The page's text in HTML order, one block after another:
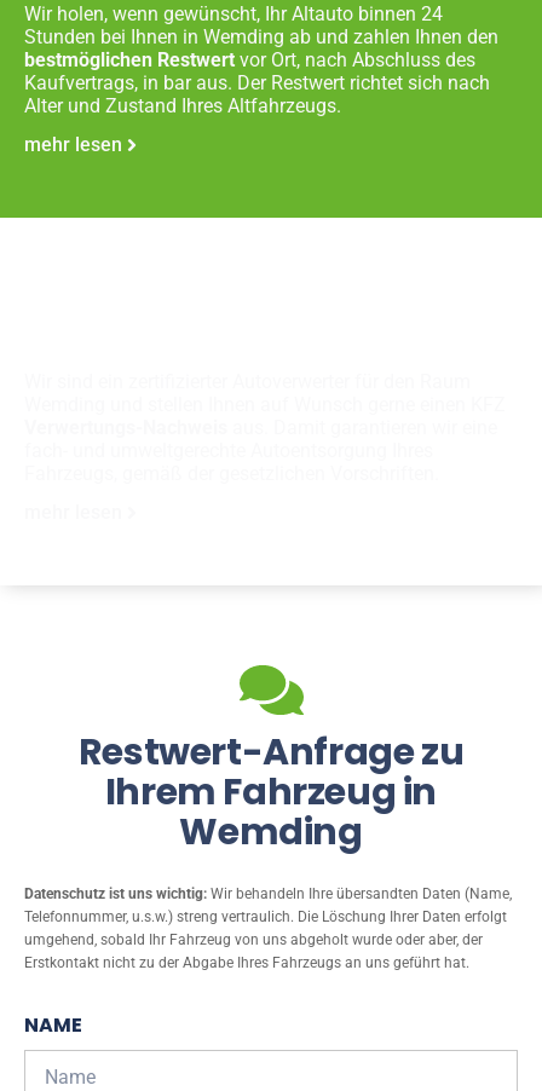
Wir holen, wenn gewünscht, Ihr Altauto binnen 24
Stunden bei Ihnen in Wemding ab und zahlen Ihnen den
bestmöglichen Restwert vor Ort, nach Abschluss des
Kaufvertrags, in bar aus. Der Restwert richtet sich nach
Alter und Zustand Ihres Altfahrzeugs.
mehr lesen
Restwert-Anfrage zu
Ihrem Fahrzeug in
Wemding
Datenschutz ist uns wichtig: Wir behandeln Ihre übersandten Daten (Name,
Telefonnummer, u.s.w.) streng vertraulich. Die Löschung Ihrer Daten erfolgt
umgehend, sobald Ihr Fahrzeug von uns abgeholt wurde oder aber, der
Erstkontakt nicht zu der Abgabe Ihres Fahrzeugs an uns geführt hat.
NAME